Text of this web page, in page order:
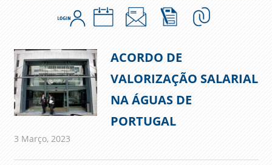
ACORDO DE
VALORIZAÇÃO SALARIAL
NA ÁGUAS DE
PORTUGAL
3 Março, 2023